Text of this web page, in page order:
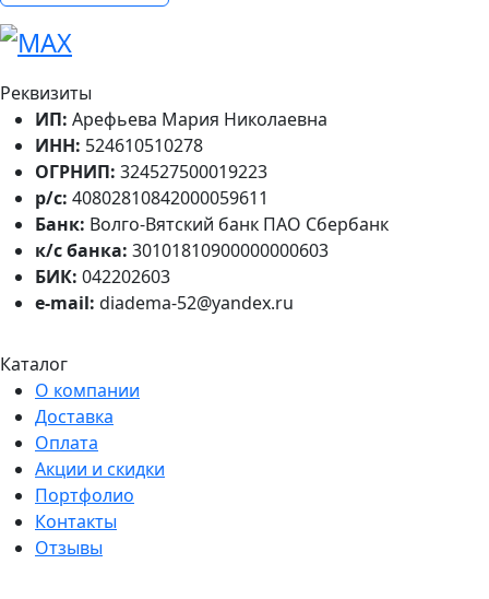
Реквизиты
ИП: Арефьева Мария Николаевна
ИНН: 524610510278
ОГРНИП: 324527500019223
р/с: 40802810842000059611
Банк: Волго-Вятский банк ПАО Сбербанк
к/с банка: 30101810900000000603
БИК: 042202603
e-mail: diadema-52@yandex.ru
Каталог
О компании
Доставка
Оплата
Акции и скидки
Портфолио
Контакты
Отзывы